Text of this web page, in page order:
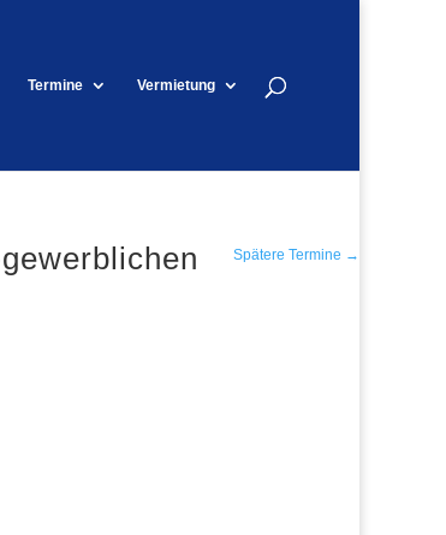
Termine Vermietung
Spätere Termine →